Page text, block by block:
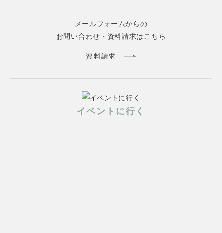
メールフォームからの
お問い合わせ・資料請求はこちら
資料請求
イベントに行く